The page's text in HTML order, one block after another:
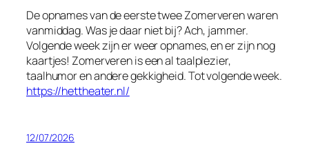
De opnames van de eerste tweeZomerverenwaren
vanmiddag. Was je daar niet bij? Ach, jammer.
Volgende week zijn er weer opnames, en er zijn nog
kaartjes! Zomerverenis een al taalplezier,
taalhumor en andere gekkigheid. Tot volgende week.
https://hettheater.nl/
12/07/2026